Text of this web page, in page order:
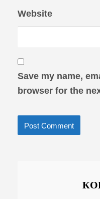
Website
Save my name,
browser for the